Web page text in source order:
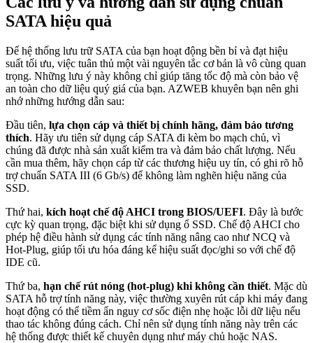
SATA hiệu quả
Để hệ thống lưu trữ SATA của bạn hoạt động bền bỉ và đạt hiệu
suất tối ưu, việc tuân thủ một vài nguyên tắc cơ bản là vô cùng quan
trọng. Những lưu ý này không chỉ giúp tăng tốc độ mà còn bảo vệ
an toàn cho dữ liệu quý giá của bạn. AZWEB khuyên bạn nên ghi
nhớ những hướng dẫn sau:
Đầu tiên, lựa chọn cáp và thiết bị chính hãng, đảm bảo tương
thích. Hãy ưu tiên sử dụng cáp SATA đi kèm bo mạch chủ, vì
chúng đã được nhà sản xuất kiểm tra và đảm bảo chất lượng. Nếu
cần mua thêm, hãy chọn cáp từ các thương hiệu uy tín, có ghi rõ hỗ
trợ chuẩn SATA III (6 Gb/s) để không làm nghẽn hiệu năng của
SSD.
Thứ hai, kích hoạt chế độ AHCI trong BIOS/UEFI. Đây là bước
cực kỳ quan trọng, đặc biệt khi sử dụng ổ SSD. Chế độ AHCI cho
phép hệ điều hành sử dụng các tính năng nâng cao như NCQ và
Hot-Plug, giúp tối ưu hóa đáng kể hiệu suất đọc/ghi so với chế độ
IDE cũ.
Thứ ba, hạn chế rút nóng (hot-plug) khi không cần thiết. Mặc dù
SATA hỗ trợ tính năng này, việc thường xuyên rút cáp khi máy đang
hoạt động có thể tiềm ẩn nguy cơ sốc điện nhẹ hoặc lỗi dữ liệu nếu
thao tác không đúng cách. Chỉ nên sử dụng tính năng này trên các
hệ thống được thiết kế chuyên dụng như máy chủ hoặc NAS.